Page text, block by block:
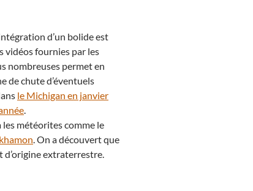
d’un bolide est
vidéos fournies par les
nombreuses permet en
de chute d’éventuels
le Michigan en janvier
.
les météorites comme le
. On a découvert que
d’origine extraterrestre.